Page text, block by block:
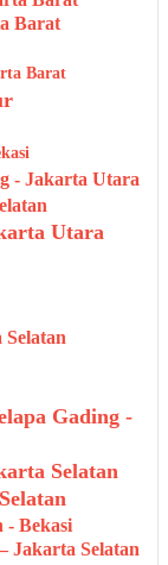
Barat
Barat
- Jakarta Utara
Utara
Gading -
Selatan
- Bekasi
Jakarta Selatan